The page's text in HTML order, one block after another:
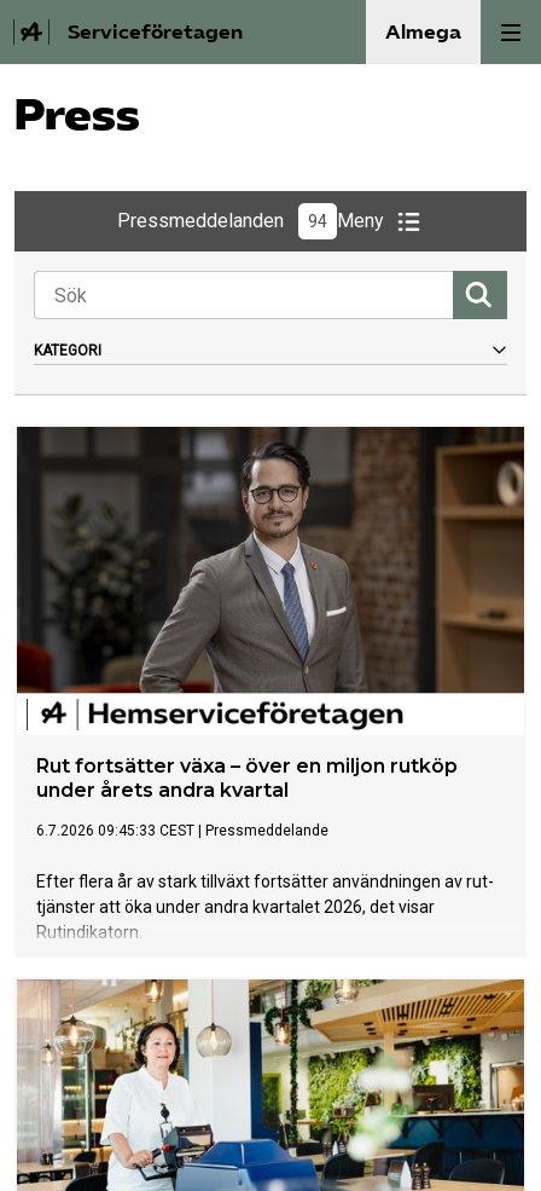
Serviceföretagen Almega
Om Service­företagen
Auktorisation
Våra frågor
Bli medlem
Logga in på Arbetsgivarguiden
Sök på serviceforetagen.se
Press
Om webbplatsen
Beställ trycksaker
Press